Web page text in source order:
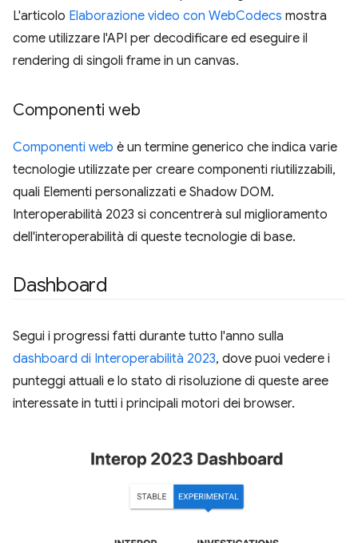
L'articolo Elaborazione video con WebCodecs mostra
come utilizzare l'API per decodificare ed eseguire il
rendering di singoli frame in un canvas.
Componenti web
Componenti web è un termine generico che indica varie
tecnologie utilizzate per creare componenti riutilizzabili,
quali Elementi personalizzati e Shadow DOM.
Interoperabilità 2023 si concentrerà sul miglioramento
dell'interoperabilità di queste tecnologie di base.
Dashboard
Segui i progressi fatti durante tutto l'anno sulla
dashboard di Interoperabilità 2023, dove puoi vedere i
punteggi attuali e lo stato di risoluzione di queste aree
interessate in tutti i principali motori dei browser.